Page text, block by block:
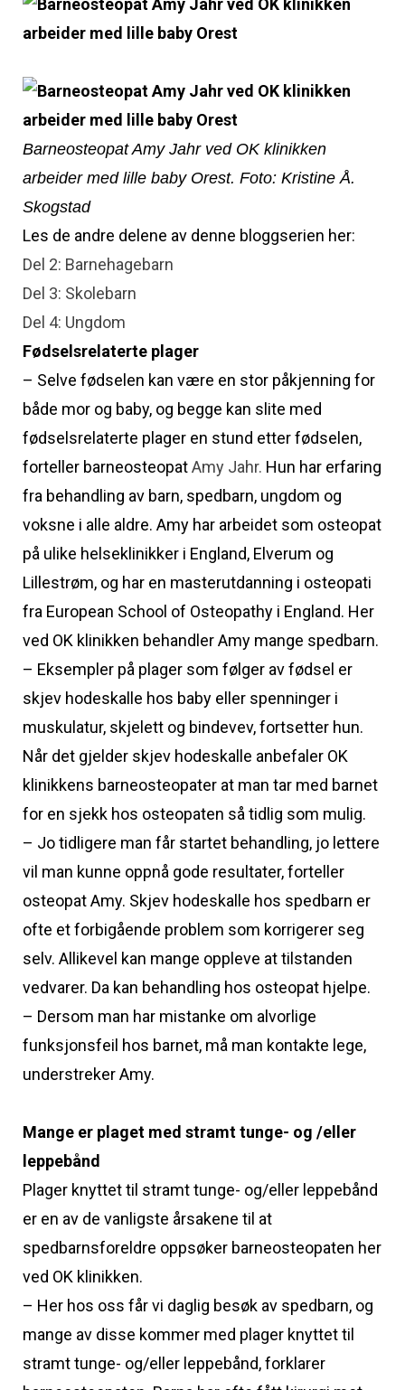
Barneosteopat Amy Jahr ved OK klinikken
arbeider med lille baby Orest. Foto: Kristine Å.
Skogstad
Les de andre delene av denne bloggserien her:
Del 2: Barnehagebarn
Del 3: Skolebarn
Del 4: Ungdom
Fødselsrelaterte plager
– Selve fødselen kan være en stor påkjenning for
både mor og baby, og begge kan slite med
fødselsrelaterte plager en stund etter fødselen,
forteller barneosteopatAmy Jahr. Hun har erfaring
fra behandling av barn, spedbarn, ungdom og
voksne i alle aldre. Amy har arbeidet som osteopat
på ulike helseklinikker i England, Elverum og
Lillestrøm, og har en masterutdanning i osteopati
fra European School of Osteopathy i England. Her
ved OK klinikken behandler Amy mange spedbarn.
– Eksempler på plager som følger av fødsel er
skjev hodeskalle hos baby eller spenninger i
muskulatur, skjelett og bindevev, fortsetter hun.
Når det gjelder skjev hodeskalle anbefaler OK
klinikkens barneosteopater at man tar med barnet
for en sjekk hos osteopaten så tidlig som mulig.
– Jo tidligere man får startet behandling, jo lettere
vil man kunne oppnå gode resultater, forteller
osteopat Amy. Skjev hodeskalle hos spedbarn er
ofte et forbigående problem som korrigerer seg
selv. Allikevel kan mange oppleve at tilstanden
vedvarer. Da kan behandling hos osteopat hjelpe.
– Dersom man har mistanke om alvorlige
funksjonsfeil hos barnet, må man kontakte lege,
understreker Amy.
Mange er plaget med stramt tunge- og /eller
leppebånd
Plager knyttet til stramt tunge- og/eller leppebånd
er en av de vanligste årsakene til at
spedbarnsforeldre oppsøker barneosteopaten her
ved OK klinikken.
– Her hos oss får vi daglig besøk av spedbarn, og
mange av disse kommer med plager knyttet til
stramt tunge- og/eller leppebånd, forklarer